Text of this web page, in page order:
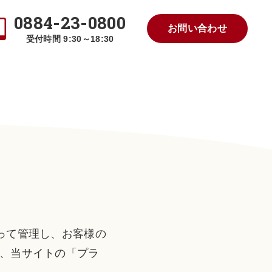
0884-23-0800
受付時間 9:30～18:30
お問い合わせ
て管理し、お客様の
当サイトの「プラ